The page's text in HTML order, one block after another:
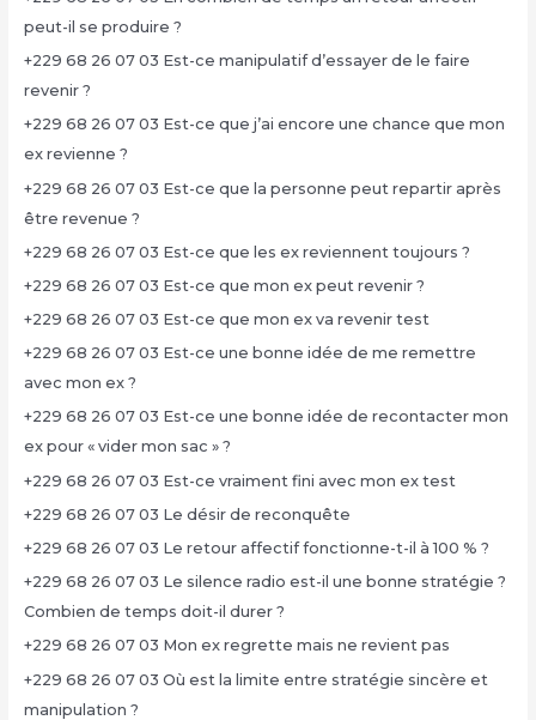
peut-il se produire ?
+229 68 26 07 03 Est-ce manipulatif d’essayer de le faire
revenir ?
+229 68 26 07 03 Est-ce que j’ai encore une chance que mon
ex revienne ?
+229 68 26 07 03 Est-ce que la personne peut repartir après
être revenue ?
+229 68 26 07 03 Est-ce que les ex reviennent toujours ?
+229 68 26 07 03 Est-ce que mon ex peut revenir ?
+229 68 26 07 03 Est-ce que mon ex va revenir test
+229 68 26 07 03 Est-ce une bonne idée de me remettre
avec mon ex ?
+229 68 26 07 03 Est-ce une bonne idée de recontacter mon
ex pour « vider mon sac » ?
+229 68 26 07 03 Est-ce vraiment fini avec mon ex test
+229 68 26 07 03 Le désir de reconquête
+229 68 26 07 03 Le retour affectif fonctionne-t-il à 100 % ?
+229 68 26 07 03 Le silence radio est-il une bonne stratégie ?
Combien de temps doit-il durer ?
+229 68 26 07 03 Mon ex regrette mais ne revient pas
+229 68 26 07 03 Où est la limite entre stratégie sincère et
manipulation ?